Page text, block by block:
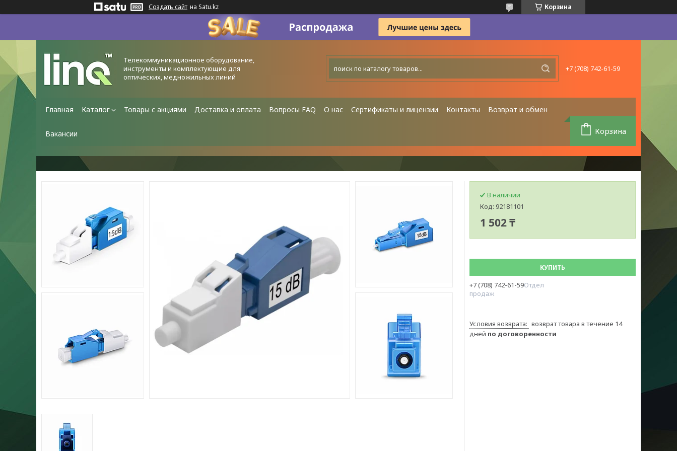
Создать сайт на Satu.kz Корзина
Телекоммуникационное оборудование,
инструменты и комплектующие для
оптических, медножильных линий
+7 (708) 742-61-59
Главная Каталог Товары с акциями Доставка и оплата Вопросы FAQ О нас Сертификаты и лицензии Контакты Возврат и обмен
Вакансии Корзина
В наличии
Код: 92181101
1 502 ₸
КУПИТЬ
+7 (708) 742-61-59Отдел
продаж
возврат товара в течение 14
дней по договоренности